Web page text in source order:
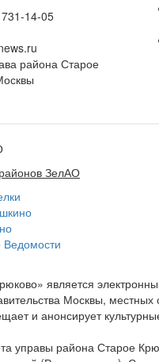
14-05
района Старое
ЗелАО
Ведомости
является
Москвы,
и анонсирует
управы района Старое